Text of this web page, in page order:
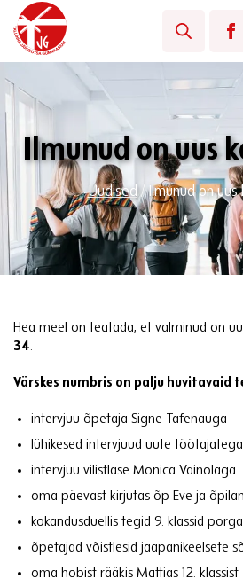
Ilmunud on uus
Uudised/Ilmunud on
Hea meel on teatada, et valminud on
34.
Värskes numbris on palju huvitavaid
intervjuu õpetaja Signe Tafenauga
lühikesed intervjuud uute töötajatega
intervjuu vilistlase Monica Vainolaga
oma päevast kirjutas õp Eve ja
kokandusduellis tegid 9. klassid
õpetajad võistlesid jaapanikeelsete
oma hobist rääkis Mattias 12. klassist